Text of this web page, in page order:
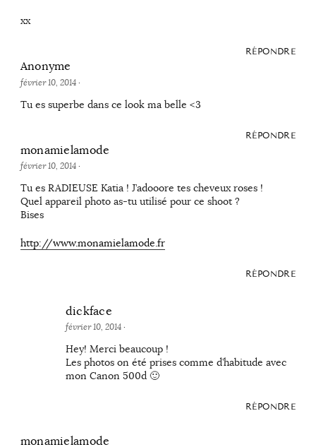
xx
RÉPONDRE
Anonyme
février 10, 2014·
Tu es superbe dans ce look ma belle <3
RÉPONDRE
monamielamode
février 10, 2014·
Tu es RADIEUSE Katia ! J’adooore tes cheveux roses !
Quel appareil photo as-tu utilisé pour ce shoot ?
Bises
http://www.monamielamode.fr
RÉPONDRE
dickface
février 10, 2014·
Hey! Merci beaucoup !
Les photos on été prises comme d’habitude avec
mon Canon 500d 🙂
RÉPONDRE
monamielamode